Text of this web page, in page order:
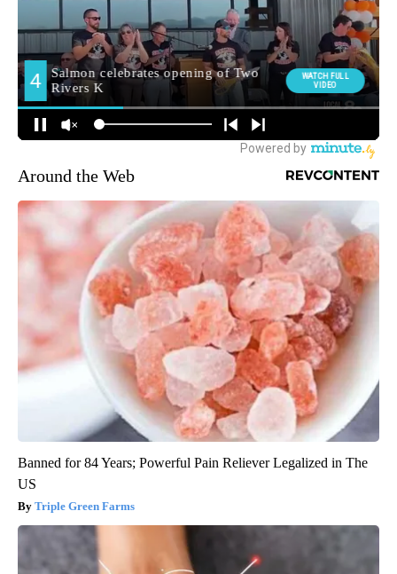
Around the Web
Banned for 84 Years; Powerful Pain Reliever Legalized in The
US
Triple Green Farms